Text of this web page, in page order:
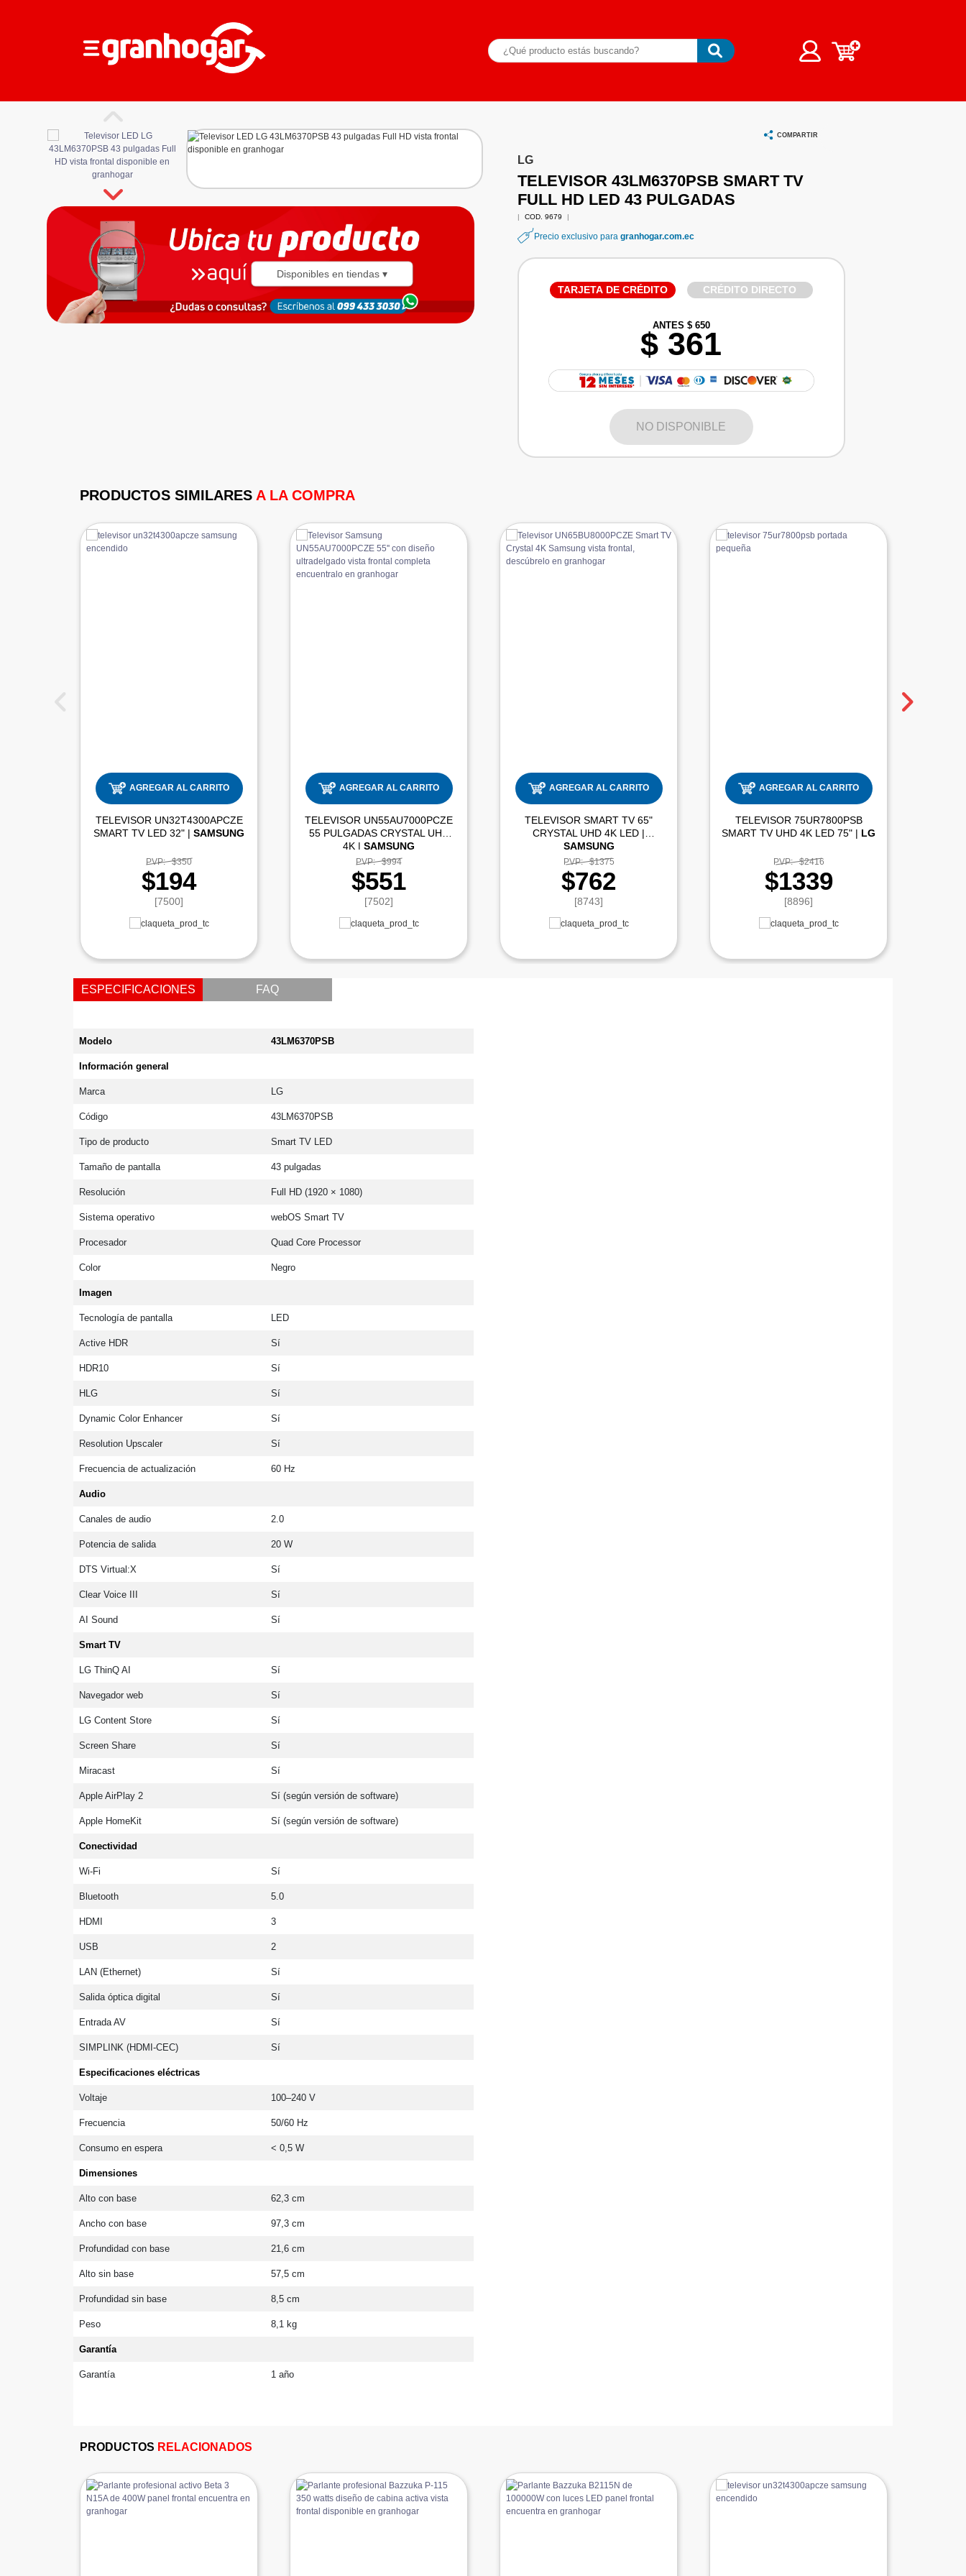
Disponibles en tiendas ▾
COMPARTIR
LG
TELEVISOR 43LM6370PSB SMART TV
FULL HD LED 43 PULGADAS
| COD. 9679 |
Precio exclusivo para granhogar.com.ec
TARJETA DE CRÉDITO CRÉDITO DIRECTO
ANTES $ 650
$ 361
NO DISPONIBLE
PRODUCTOS SIMILARES A LA COMPRA
AGREGAR AL CARRITO
TELEVISOR UN32T4300APCZE
SMART TV LED 32" |SAMSUNG
PVP: $350
$194
[7500]
AGREGAR AL CARRITO
TELEVISOR UN55AU7000PCZE
55 PULGADAS CRYSTAL UHD
4K |SAMSUNG
PVP: $994
$551
[7502]
AGREGAR AL CARRITO
TELEVISOR SMART TV 65"
CRYSTAL UHD 4K LED |
SAMSUNG
PVP: $1375
$762
[8743]
AGREGAR AL CARRITO
TELEVISOR 75UR7800PSB
SMART TV UHD 4K LED 75" | LG
PVP: $2416
$1339
[8896]
ESPECIFICACIONES FAQ
Modelo 43LM6370PSB
Información general
Marca LG
Código 43LM6370PSB
Tipo de producto Smart TV LED
Tamaño de pantalla 43 pulgadas
Resolución Full HD (1920 × 1080)
Sistema operativo webOS Smart TV
Procesador Quad Core Processor
Color Negro
Imagen
Tecnología de pantalla LED
Active HDR Sí
HDR10 Sí
HLG Sí
Dynamic Color Enhancer Sí
Resolution Upscaler Sí
Frecuencia de actualización 60 Hz
Audio
Canales de audio 2.0
Potencia de salida 20 W
DTS Virtual:X Sí
Clear Voice III Sí
AI Sound Sí
Smart TV
LG ThinQ AI Sí
Navegador web Sí
LG Content Store Sí
Screen Share Sí
Miracast Sí
Apple AirPlay 2 Sí (según versión de software)
Apple HomeKit Sí (según versión de software)
Conectividad
Wi-Fi Sí
Bluetooth 5.0
HDMI 3
USB 2
LAN (Ethernet) Sí
Salida óptica digital Sí
Entrada AV Sí
SIMPLINK (HDMI-CEC) Sí
Especificaciones eléctricas
Voltaje 100–240 V
Frecuencia 50/60 Hz
Consumo en espera < 0,5 W
Dimensiones
Alto con base 62,3 cm
Ancho con base 97,3 cm
Profundidad con base 21,6 cm
Alto sin base 57,5 cm
Profundidad sin base 8,5 cm
Peso 8,1 kg
Garantía
Garantía 1 año
PRODUCTOS RELACIONADOS